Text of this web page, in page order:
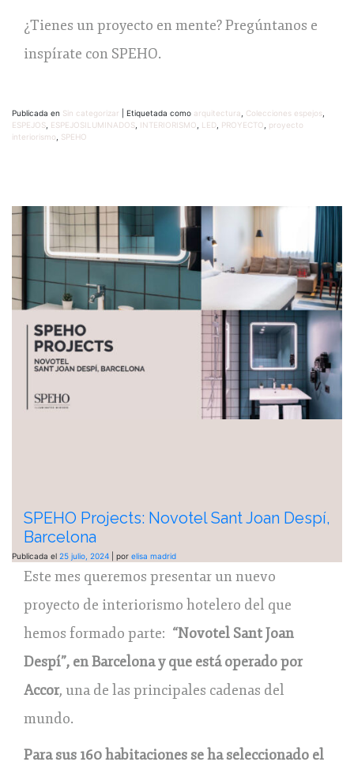
¿Tienes un proyecto en mente? Pregúntanos e
inspírate con SPEHO.
Publicada en Sin categorizar Etiquetada como arquitectura Colecciones espejos
ESPEJOS ESPEJOSILUMINADOS INTERIORISMO LED PROYECTO
proyecto
interiorismo
SPEHO
SPEHO Projects: Novotel Sant Joan Despí,
Barcelona
Publicada el 25 julio, 2024 por elisa madrid
Este mes queremos presentar un nuevo
proyecto de interiorismo hotelero del que
hemos formado parte: “Novotel Sant Joan
Despí”, en Barcelonay que está operado por
Accor, una de las principales cadenas del
mundo.
Para sus 160 habitaciones se ha seleccionado el